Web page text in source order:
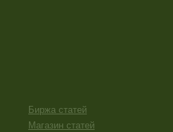
Биржа статей
Магазин статей